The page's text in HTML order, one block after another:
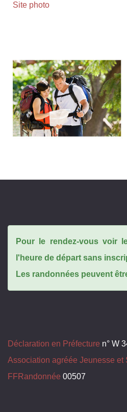
Site photo
Pour le rendez-vous voir
l'heure de départ sans
Les randonnées peuvent
Déclaration en Préfecture n° W
Association agréée Jeunesse et
FFRandonnée 00507